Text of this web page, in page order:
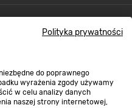
Polityka prywatności
do poprawnego
wyrażenia zgody używamy
w celu analizy danych
naszej strony internetowej,